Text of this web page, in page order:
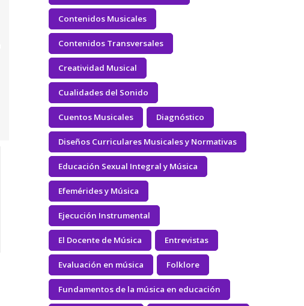
Contenidos Musicales
Contenidos Transversales
Creatividad Musical
Cualidades del Sonido
Cuentos Musicales Diagnóstico
Diseños Curriculares Musicales y Normativas
Educación Sexual Integral y Música
Efemérides y Música
Ejecución Instrumental
El Docente de Música Entrevistas
Evaluación en música Folklore
Fundamentos de la música en educación